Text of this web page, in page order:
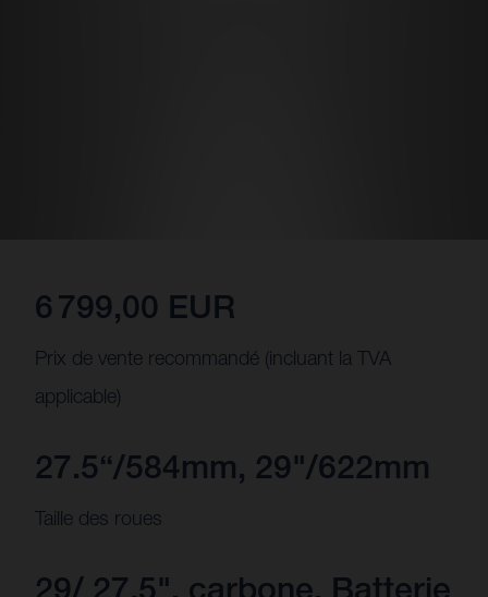
6 799,00 EUR
Prix de vente recommandé (incluant la TVA
applicable)
27.5“/584mm, 29"/622mm
Taille des roues
29/ 27.5", carbone, Batterie